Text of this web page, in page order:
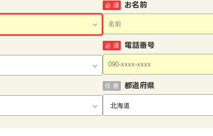
お名前
必 須
電話番号
必 須
都道府県
任 意